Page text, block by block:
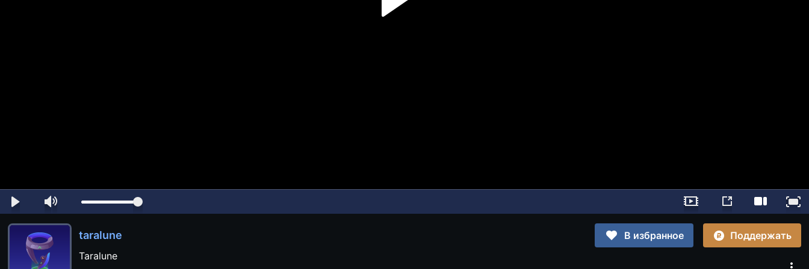
taralune В избранное
Поддержать
Taralune